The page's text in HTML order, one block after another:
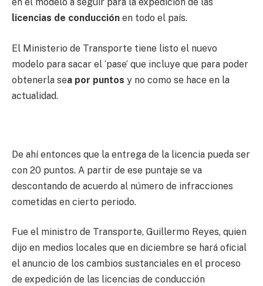
licencias de conducción en todo el país.
El Ministerio de Transporte tiene listo el nuevo
modelo para sacar el ‘pase’ que incluye que para poder
obtenerla sea por puntos y no como se hace en la
actualidad.
De ahí entonces que la entrega de la licencia pueda ser
con 20 puntos. A partir de ese puntaje se va
descontando de acuerdo al número de infracciones
cometidas en cierto periodo.
Fue el ministro de Transporte, Guillermo Reyes, quien
dijo en medios locales que en diciembre se hará oficial
el anuncio de los cambios sustanciales en el proceso
de expedición de las licencias de conducción